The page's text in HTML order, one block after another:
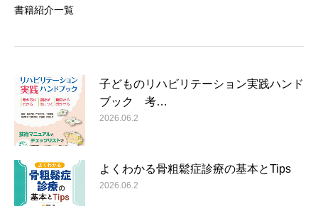
書籍紹介一覧
子どものリハビリテーション実践ハンド
ブック 考…
2026.06.2
よくわかる骨粗鬆症診療の基本とTips
2026.06.2